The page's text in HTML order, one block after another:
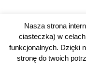
Nasza strona
ciasteczka) w
funkcjonalnych. Dzięki
stronę do twoich